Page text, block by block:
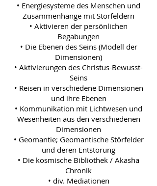
• Energiesysteme des Menschen und
Zusammenhänge mit Störfeldern
• Aktivieren der persönlichen
Begabungen
• Die Ebenen des Seins (Modell der
Dimensionen)
• Aktivierungen des Christus-Bewusst-
Seins
• Reisen in verschiedene Dimensionen
und ihre Ebenen
• Kommunikation mit Lichtwesen und
Wesenheiten aus den verschiedenen
Dimensionen
• Geomantie; Geomantische Störfelder
und deren Entstörung
• Die kosmische Bibliothek / Akasha
Chronik
• div. Mediationen